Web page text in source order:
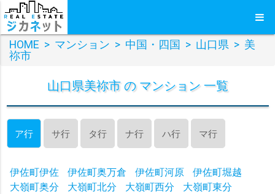
HOME > マンション > 中国・四国 > 山口県 > 美
祢市
山口県美祢市 の マンション 一覧
ア行 サ行 タ行 ナ行 ハ行 マ行
伊佐町伊佐 伊佐町奥万倉 伊佐町河原
伊佐町堀越
大嶺町奥分
大嶺町北分 大嶺町西分
大嶺町東分